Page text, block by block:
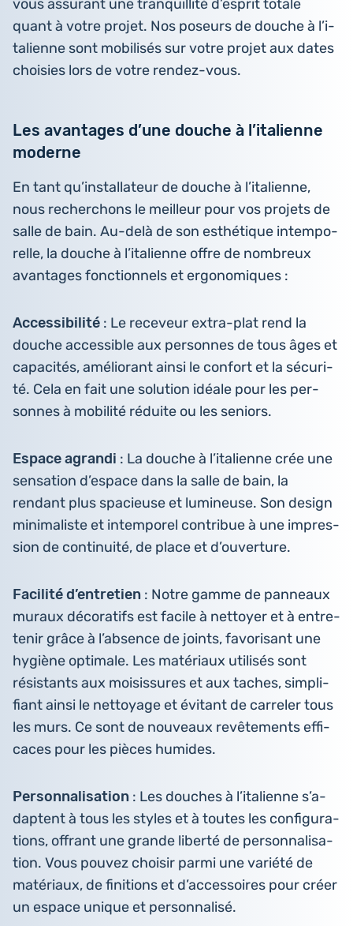
vous assu­rant une tran­quilli­té d’es­prit totale
quant à votre projet. Nos poseurs de douche à l’i­
ta­lienne sont mobi­li­sés sur votre projet aux dates
choi­sies lors de votre rendez-vous.
Les avantages d’une douche à l’italienne
moderne
En tant qu’ins­tal­la­teur de douche à l’i­ta­lienne,
nous recher­chons le meilleur pour vos projets de
salle de bain. Au-delà de son esthé­tique intem­po­
relle, la douche à l’i­ta­lienne offre de nom­breux
avan­tages fonc­tion­nels et ergonomiques :
Acces­si­bi­li­té : Le rece­veur extra-plat rend la
douche acces­sible aux per­sonnes de tous âges et
capa­ci­tés, amé­lio­rant ainsi le confort et la sécu­ri­
té. Cela en fait une solu­tion idéale pour les per­
sonnes à mobi­li­té réduite ou les seniors.
Espace agrandi : La douche à l’i­ta­lienne crée une
sen­sa­tion d’es­pace dans la salle de bain, la
rendant plus spa­cieuse et lumi­neuse. Son design
mini­ma­liste et intem­po­rel contri­bue à une impres­
sion de conti­nui­té, de place et d’ouverture.
Faci­li­té d’en­tre­tien : Notre gamme de pan­neaux
muraux déco­ra­tifs est facile à net­toyer et à entre­
te­nir grâce à l’ab­sence de joints, favo­ri­sant une
hygiène opti­male. Les maté­riaux uti­li­sés sont
résis­tants aux moi­sis­sures et aux taches, sim­pli­
fiant ainsi le net­toyage et évitant de car­re­ler tous
les murs. Ce sont de nou­veaux revê­te­ments effi­
caces pour les pièces humides.
Per­son­na­li­sa­tion : Les douches à l’i­ta­lienne s’a­
daptent à tous les styles et à toutes les confi­gu­ra­
tions, offrant une grande liberté de per­son­na­li­sa­
tion. Vous pouvez choisir parmi une variété de
maté­riaux, de fini­tions et d’ac­ces­soires pour créer
un espace unique et personnalisé.